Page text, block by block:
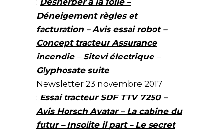
: Désherber à la folie –
Déneigement règles et
facturation – Avis essai robot –
Concept tracteur Assurance
incendie – Sitevi électrique –
Glyphosate suite
Newsletter 23 novembre 2017
: Essai tracteur SDF TTV 7250 –
Avis Horsch Avatar – La cabine du
futur – Insolite il part – Le secret